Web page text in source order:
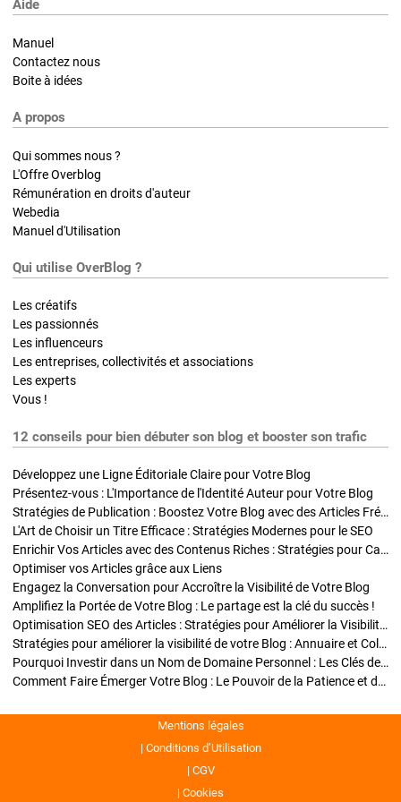
Aide
Manuel
Contactez nous
Boite à idées
A propos
Qui sommes nous ?
L'Offre Overblog
Rémunération en droits d'auteur
Webedia
Manuel d'Utilisation
Qui utilise OverBlog ?
Les créatifs
Les passionnés
Les influenceurs
Les entreprises, collectivités et associations
Les experts
Vous !
12 conseils pour bien débuter son blog et booster son trafic
Développez une Ligne Éditoriale Claire pour Votre Blog
Présentez-vous : L'Importance de l'Identité Auteur pour Votre Blog
Stratégies de Publication : Boostez Votre Blog avec des Articles Fréquents et Exclusifs
L'Art de Choisir un Titre Efficace : Stratégies Modernes pour le SEO
Enrichir Vos Articles avec des Contenus Riches : Stratégies pour Captiver et Optimiser
Optimiser vos Articles grâce aux Liens
Engagez la Conversation pour Accroître la Visibilité de Votre Blog
Amplifiez la Portée de Votre Blog : Le partage est la clé du succès !
Optimisation SEO des Articles : Stratégies pour Améliorer la Visibilité de Votre Blog
Stratégies pour améliorer la visibilité de votre Blog : Annuaire et Collaborations
Pourquoi Investir dans un Nom de Domaine Personnel : Les Clés de la Réussite de Votre Blog
Comment Faire Émerger Votre Blog : Le Pouvoir de la Patience et de la Persévérance
Mentions légales
Conditions d’Utilisation
CGV
Cookies